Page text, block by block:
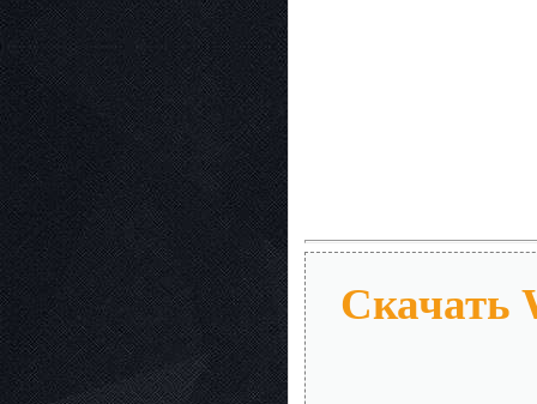
Скачать